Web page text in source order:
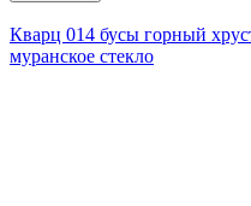
Кварц 014 бусы горный
муранское стекло